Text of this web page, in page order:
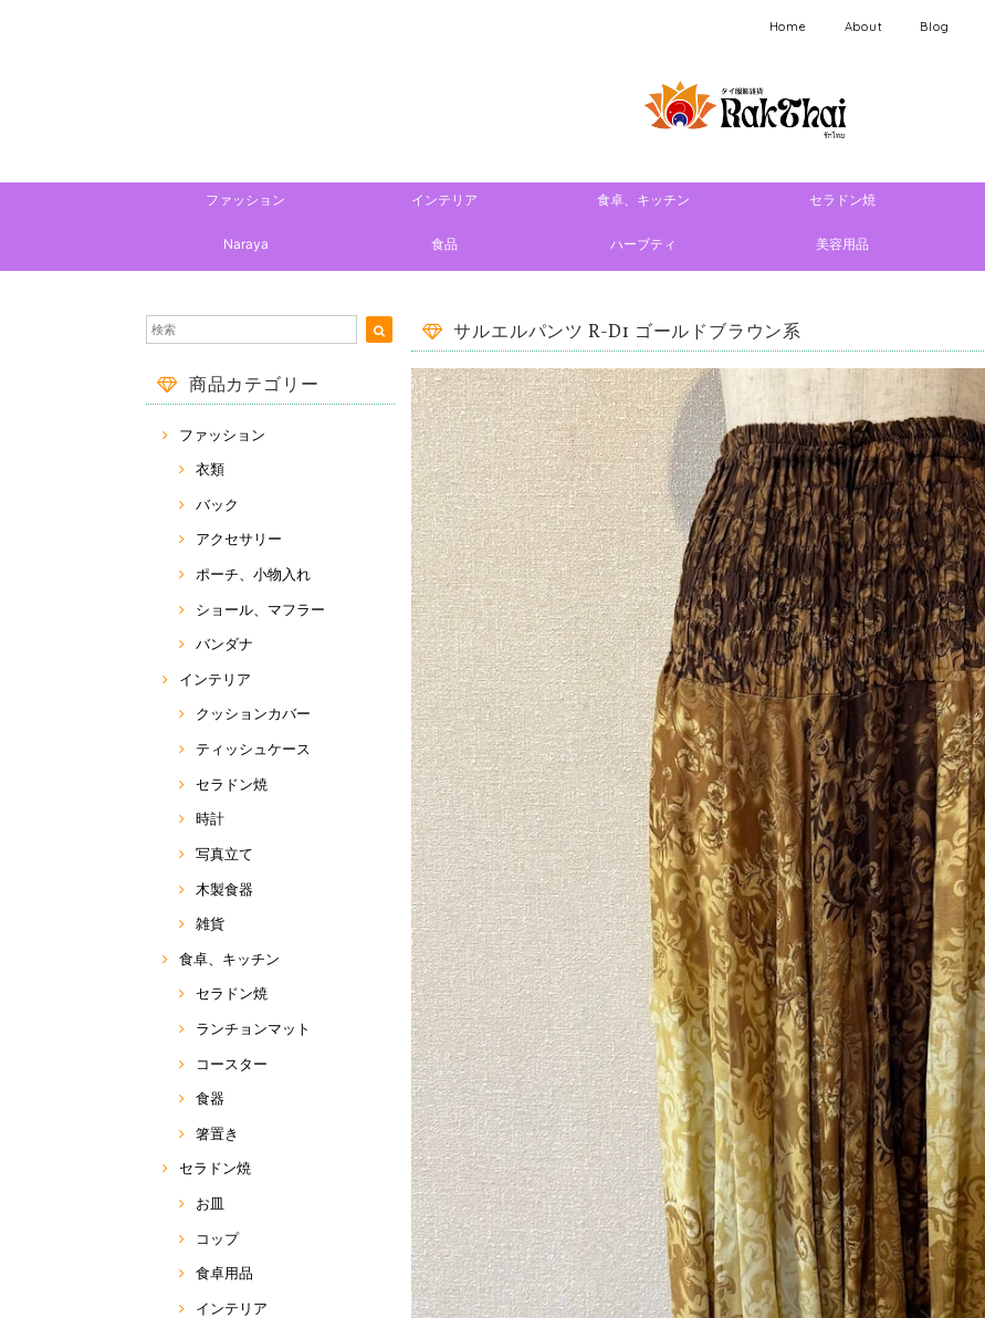
Home About Blog
ファッション インテリア 食卓、キッチン セラドン焼
Naraya 食品 ハーブティ 美容用品
商品カテゴリー
ファッション
衣類
バック
アクセサリー
ポーチ、小物入れ
ショール、マフラー
バンダナ
インテリア
クッションカバー
ティッシュケース
セラドン焼
時計
写真立て
木製食器
雑貨
食卓、キッチン
セラドン焼
ランチョンマット
コースター
食器
箸置き
セラドン焼
お皿
コップ
食卓用品
インテリア
サルエルパンツ R-D1 ゴールドブラウン系